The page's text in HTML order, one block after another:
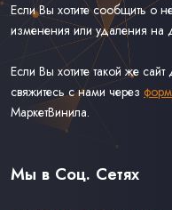
Если Вы хотите сообщить о
изменения или удаления на
Если Вы хотите такой же
свяжитесь с нами через
МаркетВинила.
Весь Каталог Винила на 7''
Рок на 7''
Мы в Соц. Сетях